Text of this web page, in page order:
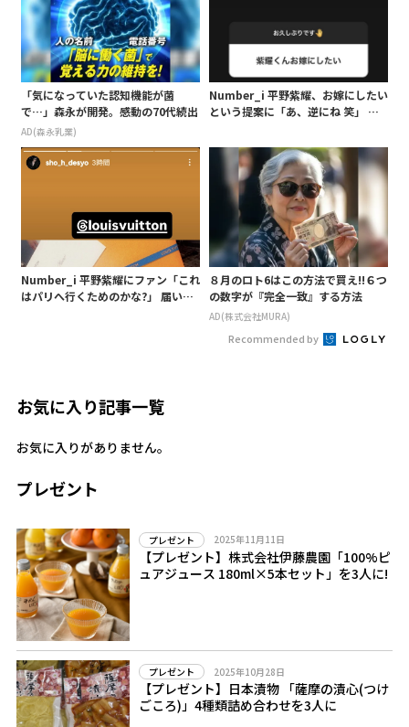
「気になっていた認知機能が菌
で…」森永が開発。感動の70代続出
AD(森永乳業)
Number_i 平野紫耀、お嫁にしたい
という提案に「あ、逆にね 笑」 質
やり取り楽しむ
Number_i 平野紫耀にファン「これ
はパリへ行くためのかな?」 届いた
８月のロト6はこの方法で買え!!６つ
の数字が『完全一致』する方法
AD(株式会社MURA)
Recommended by
お気に入り記事一覧
お気に入りがありません。
プレゼント
プレゼント 2025年11月11日
【プレゼント】株式会社伊藤農園「100%ピ
ュアジュース 180ml×5本セット」を3人に!
プレゼント 2025年10月28日
【プレゼント】日本漬物 「薩摩の漬心(つけ
ごころ)」4種類詰め合わせを3人に